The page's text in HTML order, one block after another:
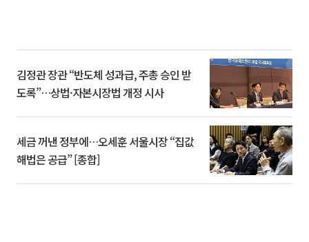
김정관 장관 “반도체 성과급, 주총 승인 받
도록”…상법·자본시장법 개정 시사
세금 꺼낸 정부에…오세훈 서울시장 “집값
해법은 공급” [종합]